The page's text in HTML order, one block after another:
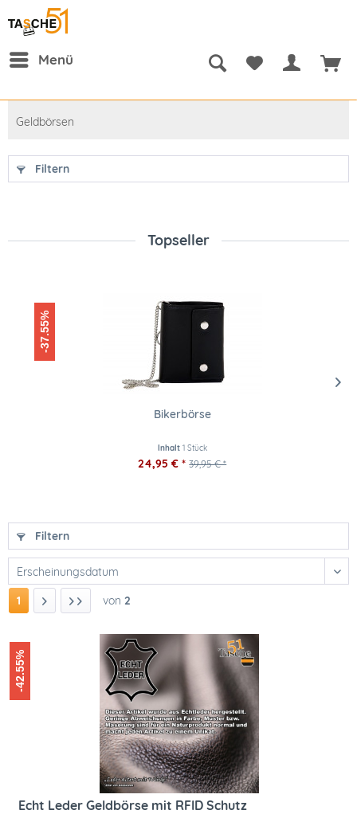
Menü
Geldbörsen
Filtern
Topseller
-37.55%
Bikerbörse
Inhalt 1 Stück
24,95 € * 39,95 € *
Filtern
1 von 2
-42.55%
Echt Leder Geldbörse mit RFID Schutz